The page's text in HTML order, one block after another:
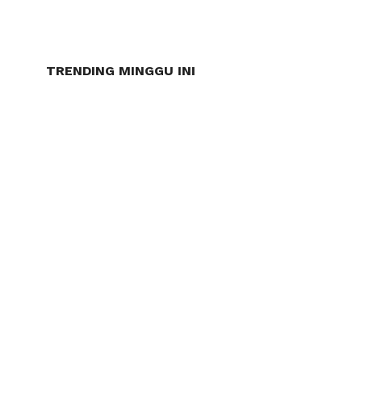
TRENDING MINGGU INI